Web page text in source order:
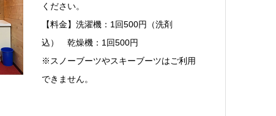
ください。
【料金】洗濯機：1回500円（洗剤
込） 乾燥機：1回500円
※スノーブーツやスキーブーツはご利用
できません。